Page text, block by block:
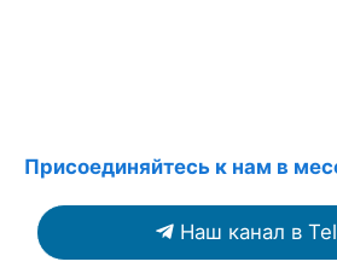
Присоединяйтесь к нам в
Наш канал в